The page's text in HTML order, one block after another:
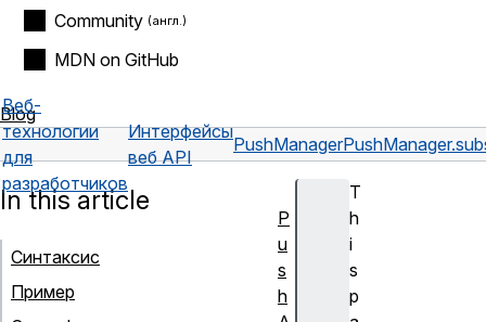
Community
MDN on GitHub
Blog
Веб-
технологии
для
разработчиков
Интерфейсы
веб API
PushManager
T
h
i
s
p
In this article
Синтаксис
Пример
P
u
s
h